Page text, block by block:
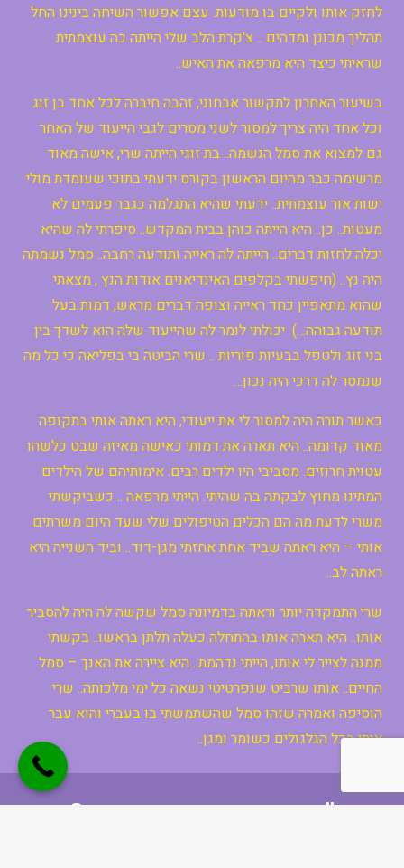
לחזק אותו ולקיים בו מודעות. עצם אפשור השיחה בינינו החל
תהליך מכונן ומדהים .. צ'קרת הלב שלי הייתה כה עוצמתית
שראיתי כיצד היא מרפאה את האיש..
בשיעור האחרון לתקשור אבחוני, זהבה חיברה לכל אחד בן זוג
וכל אחד היה צריך למסור לשני מסרים לגבי הייעוד של האחר
גם למצוא את סמל הנשמה.. בת זוגי הייתה שרי, אישה מאוד
מרשימה כבר מהיום הראשון בקורס ידעתי בתוכי שעומדת מולי
ישות אור עוצמתית.. ידעתי שהיא התגלמה כגבר פעמים לא
מעטות.. כן.. היא הייתה כוהן בבית המקדש.. סיפרתי לה שהיא
יכלה לחזות דברים.. הייתה לה ראייה ותודעה רחבה.. סמל נשמתה
היה נץ.. (חיפשתי בקלפים האינדיאנים אודות הנץ , מצאתי
שהוא מתאפיין כחד ראייה וצופה דברים מראש, דמות בעל
תודעה גבוהה…) יכולתי לומר לה שהייעוד שלה הוא לשדך בין
בני זוג ולטפל בבעיות פוריות .. שרי הביטה בי בפליאה כי כל מה
שנמסר לה דרכי היה נכון…
כאשר תורה היה למסור לי את ייעודי, היא ראתה אותי בתקופה
מאוד קדומה.. היא תארה את דמותי כאישה מאיזה שבט כלשהו
עטוית חרוזים. מסביבי היו ילדים רבים. אימותיהם של הילדים
המתינו מחוץ לבקתה בה שהיתי. הייתי מרפאה .. כשביקשתי
משרי לדעת מה הם הכלים הטיפולים שלי שעד היום משרתים
אותי – היא ראתה שביד אחת אחזתי מגן-דוד.. וביד השנייה היא
ראתה לב..
שרי התמקדה יותר וראתה בדמיונה סמל שקשה לה היה להסביר
אותו.. היא תארה אותו בהתחלה כעלה תלתן בראשו.. בקשתי
ממנה לצייר לי אותו, הייתי נדהמת.. היא ציירה את האנך – סמל
החיים.. אותו שרביט שנפרטיטי נשאה כל ימי מלכותה.. שרי
הוסיפה ואמרה שזהו סמל שהשתמשתי בו בעברי והוא עבר
איתי בכל הגלגולים כשומר ומגן..
"מרגישים את הקריאה?